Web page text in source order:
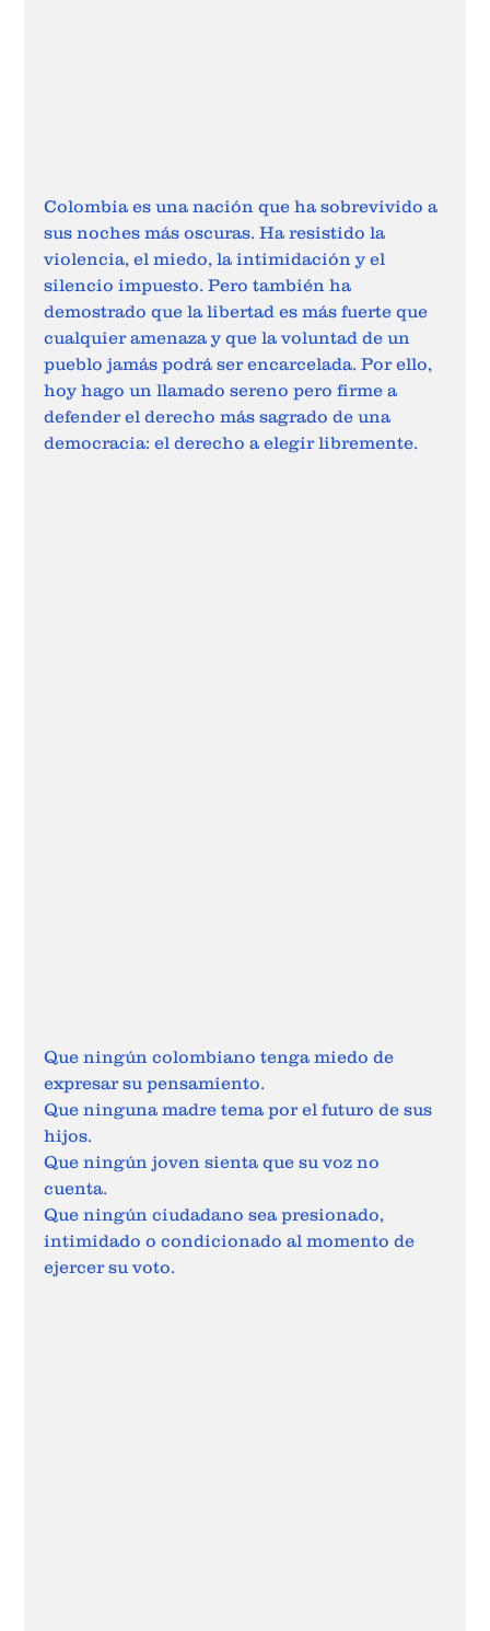
Colombia es una nación que ha sobrevivido a
sus noches más oscuras. Ha resistido la
violencia, el miedo, la intimidación y el
silencio impuesto. Pero también ha
demostrado que la libertad es más fuerte que
cualquier amenaza y que la voluntad de un
pueblo jamás podrá ser encarcelada. Por ello,
hoy hago un llamado sereno pero firme a
defender el derecho más sagrado de una
democracia: el derecho a elegir libremente.
Que ningún colombiano tenga miedo de
expresar su pensamiento.
Que ninguna madre tema por el futuro de sus
hijos.
Que ningún joven sienta que su voz no
cuenta.
Que ningún ciudadano sea presionado,
intimidado o condicionado al momento de
ejercer su voto.